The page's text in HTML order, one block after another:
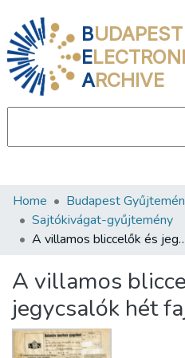
BUDAPEST
E
ARCHIVE
Communities & Collections
All of DSpace
About us
Home Budapest
Sajtókivágat-gyűjtemény
A villamos bliccelők
A villamos
jegycsalók hét